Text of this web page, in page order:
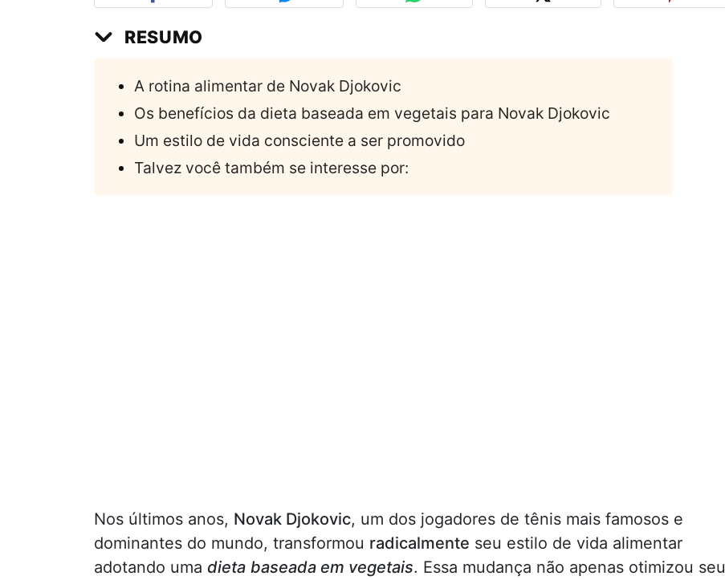
RESUMO
A rotina alimentar de Novak Djokovic
Os benefícios da dieta baseada em vegetais para Novak Djokovic
Um estilo de vida consciente a ser promovido
Talvez você também se interesse por:
Nos últimos anos, Novak Djokovic, um dos jogadores de tênis mais famosos e
dominantes do mundo, transformou radicalmente seu estilo de vida alimentar
adotando uma dieta baseada em vegetais. Essa mudança não apenas otimizou seu